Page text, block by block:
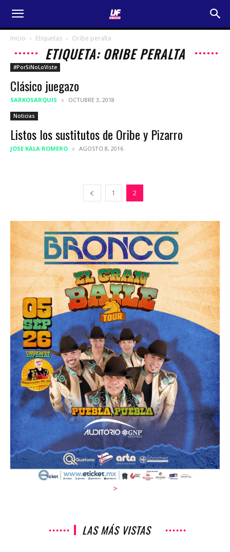
Inicio Etiquetas Oribe peralta
ETIQUETA: ORIBE PERALTA
#PorSiNoLoViste
Clásico juegazo
SARKOSARQUIS OCTUBRE 3, 2018
Noticias
Listos los sustitutos de Oribe y Pizarro
JOSE KALA ROMERO AGOSTO 8, 2016
1 2
>
LAS MÁS VISTAS